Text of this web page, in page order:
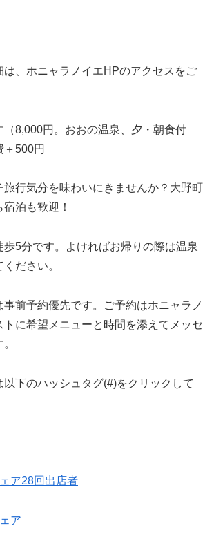
は、ホニャラノイエHPのアクセスをご
8,000円。おおの温泉、夕・朝食付
＋500円
旅行気分を味わいにきませんか？大野町
泊も歓迎！
5分です。よければお帰りの際は温泉
ださい。
前予約優先です。ご予約はホニャラノ
トに希望メニューと時間を添えてメッセ
下のハッシュタグ(#)をクリックして
ア28回出店者
ア